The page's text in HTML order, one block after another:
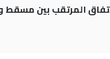
المرتقب بين